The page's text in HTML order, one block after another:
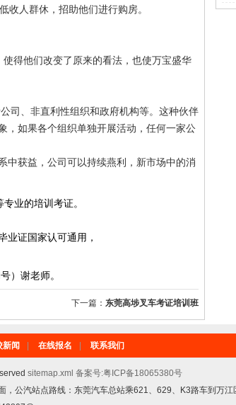
收人群休，招助他们进行购房。
得他们改变了原来的看法，也使万宝盛华
司、非直利性组织和政府机构等。这种伙伴
，如果各个组织单独开展活动，任何一家公
中获益，公司可以持续燕利，新市场中的消
业的培训考证。
证国家认可通用，
） 谢老师。
下一篇： 东莞高埗叉车考证培训班
新闻 在线报名 联系我们
sitemap.xml 备案号:粤ICP备18065380号
公汽站点路线：东莞汽车总站乘621、629、K3路车到万